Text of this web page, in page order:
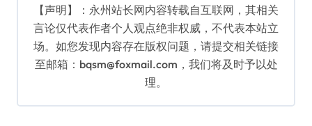
【声明】：永州站长网内容转载自互联网，其相关
言论仅代表作者个人观点绝非权威，不代表本站立
场。如您发现内容存在版权问题，请提交相关链接
至邮箱：bqsm@foxmail.com，我们将及时予以处
理。